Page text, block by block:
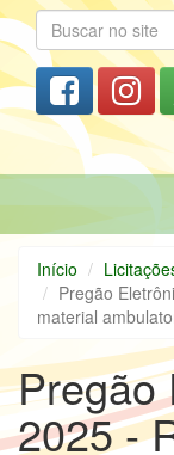
Início
Pregão
material
Pregão
2025 -